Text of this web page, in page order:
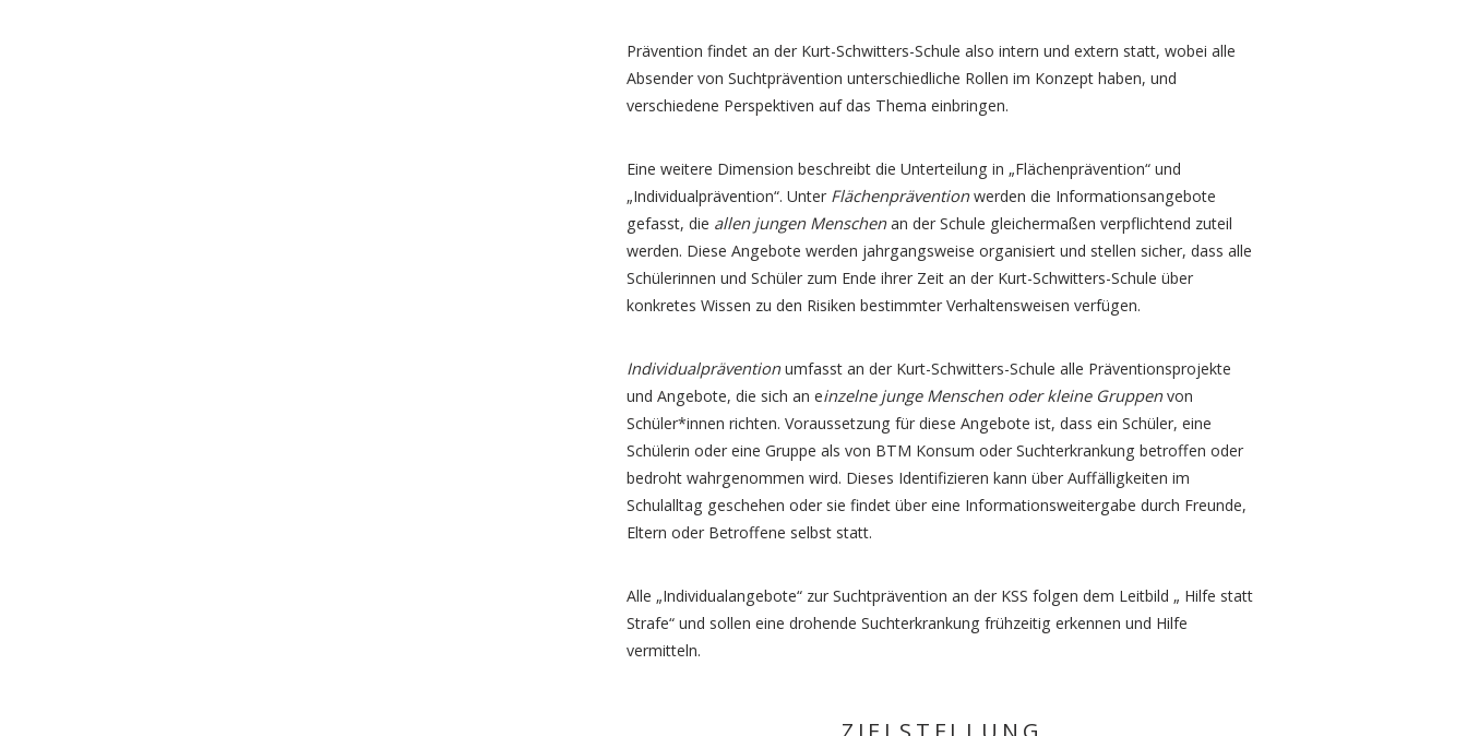
Prävention findet an der Kurt-Schwitters-Schule also intern und extern statt, wobei alle
Absender von Suchtprävention unterschiedliche Rollen im Konzept haben, und
verschiedene Perspektiven auf das Thema einbringen.
Eine weitere Dimension beschreibt die Unterteilung in „Flächenprävention“ und
„Individualprävention“. Unter Flächenpräventionwerden die Informationsangebote
gefasst, die allen jungen Menschenan der Schule gleichermaßen verpflichtend zuteil
werden. Diese Angebote werden jahrgangsweise organisiert und stellen sicher, dass alle
Schülerinnen und Schüler zum Ende ihrer Zeit an der Kurt-Schwitters-Schule über
konkretes Wissen zu den Risiken bestimmter Verhaltensweisen verfügen.
Individualpräventionumfasst an der Kurt-Schwitters-Schule alle Präventionsprojekte
und Angebote, die sich an einzelne junge Menschen oder kleine Gruppenvon
Schüler*innen richten. Voraussetzung für diese Angebote ist, dass ein Schüler, eine
Schülerin oder eine Gruppe als von BTM Konsum oder Suchterkrankung betroffen oder
bedroht wahrgenommen wird. Dieses Identifizieren kann über Auffälligkeiten im
Schulalltag geschehen oder sie findet über eine Informationsweitergabe durch Freunde,
Eltern oder Betroffene selbst statt.
Alle „Individualangebote“ zur Suchtprävention an der KSS folgen dem Leitbild „ Hilfe statt
Strafe“ und sollen eine drohende Suchterkrankung frühzeitig erkennen und Hilfe
vermitteln.